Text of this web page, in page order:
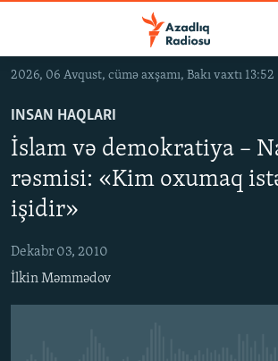
Əsas
qayıt
Əsas
naviqasiyaya
qayıt
Axtarışa
keç
KORRUPSIOMETR
#ƏSLINDƏ
FƏRQƏ BAX
QANUNI DOĞRU
ARAŞDIRMA
2026, 06 Avqust, cümə axşamı, Bakı vaxtı 13:52
INSAN HAQLARI
İslam və demokratiya –
rəsmisi: «Kim oxumaq
işidir»
Dekabr 03, 2010
İlkin Məmmədov